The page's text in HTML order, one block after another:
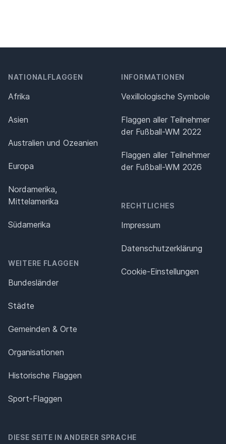
NATIONALFLAGGEN
Afrika
Asien
Australien und Ozeanien
Europa
Nordamerika,
Mittelamerika
Südamerika
WEITERE FLAGGEN
Bundesländer
Städte
Gemeinden & Orte
Organisationen
Historische Flaggen
Sport-Flaggen
INFORMATIONEN
Vexillologische Symbole
Flaggen aller Teilnehmer
der Fußball-WM 2022
Flaggen aller Teilnehmer
der Fußball-WM 2026
RECHTLICHES
Impressum
Datenschutz­erklärung
Cookie-Einstellungen
DIESE SEITE IN ANDERER SPRACHE